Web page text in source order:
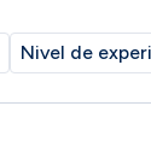
Nivel de